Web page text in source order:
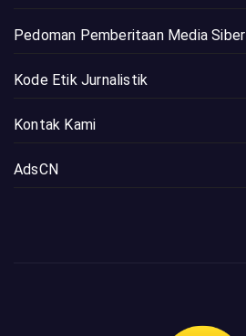
Pedoman Pemberitaan Media Siber
Kode Etik Jurnalistik
Kontak Kami
AdsCN